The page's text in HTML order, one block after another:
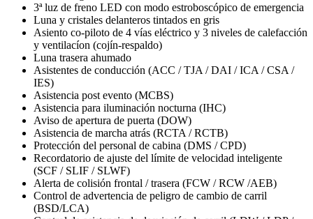
3ª luz de freno LED con modo estroboscópico de emergencia
Luna y cristales delanteros tintados en gris
Asiento co-piloto de 4 vías eléctrico y 3 niveles de calefacción
y ventilacíon (cojín-respaldo)
Luna trasera ahumado
Asistentes de conducción (ACC / TJA / DAI / ICA / CSA /
IES)
Asistencia post evento (MCBS)
Asistencia para iluminación nocturna (IHC)
Aviso de apertura de puerta (DOW)
Asistencia de marcha atrás (RCTA / RCTB)
Protección del personal de cabina (DMS / CPD)
Recordatorio de ajuste del límite de velocidad inteligente
(SCF / SLIF / SLWF)
Alerta de colisión frontal / trasera (FCW / RCW /AEB)
Control de advertencia de peligro de cambio de carril
(BSD/LCA)